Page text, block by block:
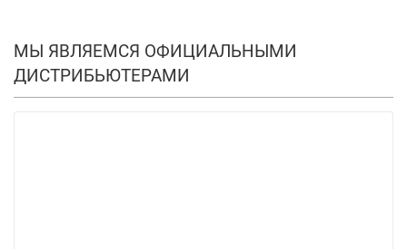
МЫ ЯВЛЯЕМСЯ ОФИЦИАЛЬНЫМИ
ДИСТРИБЬЮТЕРАМИ